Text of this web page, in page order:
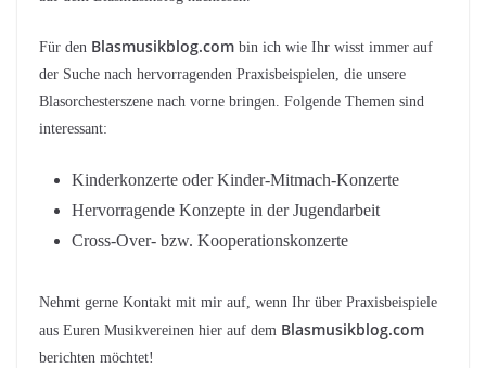
Für den Blasmusikblog.com bin ich wie Ihr wisst immer auf
der Suche nach hervorragenden Praxisbeispielen, die unsere
Blasorchesterszene nach vorne bringen. Folgende Themen sind
interessant:
Kinderkonzerte oder Kinder-Mitmach-Konzerte
Hervorragende Konzepte in der Jugendarbeit
Cross-Over- bzw. Kooperationskonzerte
Nehmt gerne Kontakt mit mir auf, wenn Ihr über Praxisbeispiele
aus Euren Musikvereinen hier auf dem Blasmusikblog.com
berichten möchtet!